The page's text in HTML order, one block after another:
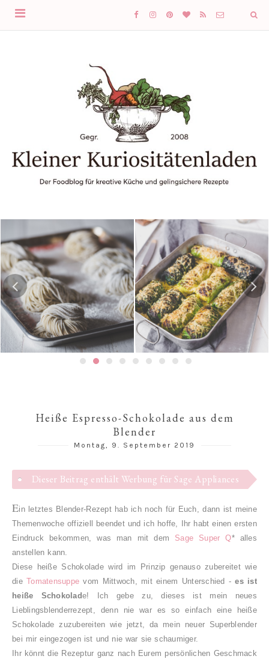
Risotto-Wirsing-Rouladen
Gedämpfte Jiaozi mit
Schweinefleischfüllung | 餃
子 / 饺子
Heiße Espresso-Schokolade aus dem
Blender
Montag, 9. September 2019
Dieser Beitrag enthält Werbung für Sage Appliances
Ein letztes Blender-Rezept hab ich noch für Euch, dann ist meine
Themenwoche offiziell beendet und ich hoffe, Ihr habt einen ersten
Eindruck bekommen, was man mit dem Sage Super Q* alles
anstellen kann.
Diese heiße Schokolade wird im Prinzip genauso zubereitet wie
dieTomatensuppe vom Mittwoch, mit einem Unterschied -es ist
heiße Schokolade! Ich gebe zu, dieses ist mein neues
Lieblingsblenderrezept, denn nie war es so einfach eine heiße
Schokolade zuzubereiten wie jetzt, da mein neuer Superblender
bei mir eingezogen ist und nie war sie schaumiger.
Ihr könnt die Rezeptur ganz nach Eurem persönlichen Geschmack